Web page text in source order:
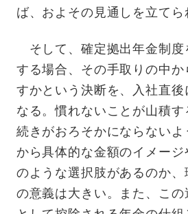
ば、およその見通しを立てら
そして、確定拠出年金制度
する場合、その手取りの中か
すかという決断を、入社直
なる。慣れないことが山積
続きがおろそかにならない
から具体的な金額のイメー
のような選択肢があるのか、
の意義は大きい。また、こ